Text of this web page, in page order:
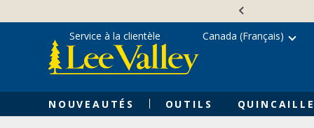
content
NOUVEAUTÉS OUTILS
Service à la clientèle Canada (Français)